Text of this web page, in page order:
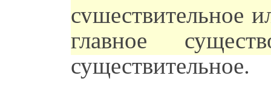
существительное
главное
существительное.